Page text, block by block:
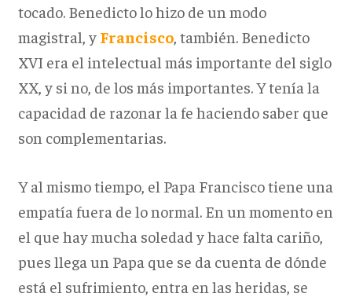
tocado. Benedicto lo hizo de un modo
magistral, y Francisco, también. Benedicto
XVI era el intelectual más importante del siglo
XX, y si no, de los más importantes. Y tenía la
capacidad de razonar la fe haciendo saber que
son complementarias.
Y al mismo tiempo, el Papa Francisco tiene una
empatía fuera de lo normal. En un momento en
el que hay mucha soledad y hace falta cariño,
pues llega un Papa que se da cuenta de dónde
está el sufrimiento, entra en las heridas, se